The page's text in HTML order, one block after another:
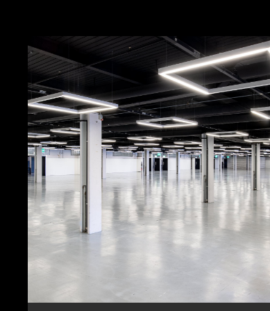
MEHR ERFAHREN MEHR ERFAHREN